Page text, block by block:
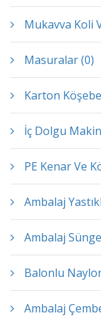
Mukavva Koli
Masuralar (0)
Karton
İç Dolgu
PE Kenar Ve
Ambalaj
Ambalaj
Balonlu
Ambalaj